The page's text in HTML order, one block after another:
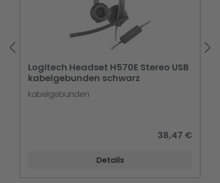
Logitech Headset H570E Stereo USB
kabelgebunden schwarz
kabelgebunden
38,47 €
Details